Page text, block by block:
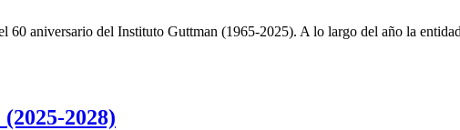
60 aniversario del Instituto Guttman (1965-2025). A lo largo del año la
2028)